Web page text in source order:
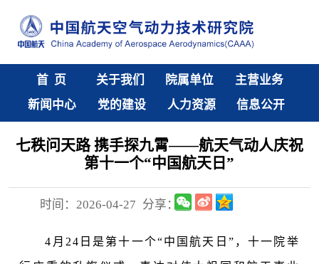
首 页 关于我们 院属单位
主营业务
新闻中心
党的建设 人力资源 信息公开
七秩问天路 携手探九霄——航天气动人庆祝
第十一个“中国航天日”
时间：2026-04-27 分享：
4月24日是第十一个“中国航天日”，十一院举